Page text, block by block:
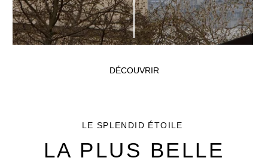
DÉCOUVRIR
LE SPLENDID ÉTOILE
LA PLUS BELLE